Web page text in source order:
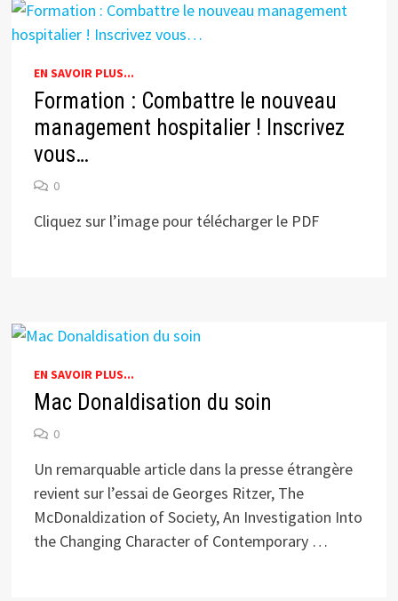
EN SAVOIR PLUS...
Formation : Combattre le nouveau
management hospitalier ! Inscrivez
vous…
0
Cliquez sur l’image pour télécharger le PDF
EN SAVOIR PLUS...
Mac Donaldisation du soin
0
Un remarquable article dans la presse étrangère
revient sur l’essai de Georges Ritzer, The
McDonaldization of Society, An Investigation Into
the Changing Character of Contemporary …